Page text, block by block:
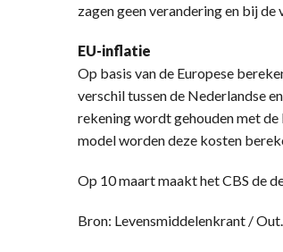
zagen geen verandering en bij
EU-inflatie
Op basis van de Europese
verschil tussen de Nederlandse
rekening wordt gehouden met de
model worden deze kosten
Op 10 maart maakt het CBS de
Bron: Levensmiddelenkrant /